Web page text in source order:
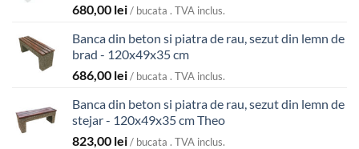
680,00 lei/ bucata . TVA inclus.
Banca din beton si piatra de rau, sezut din lemn de
brad - 120x49x35 cm
686,00 lei/ bucata . TVA inclus.
Banca din beton si piatra de rau, sezut din lemn de
stejar - 120x49x35 cm Theo
823,00 lei/ bucata . TVA inclus.